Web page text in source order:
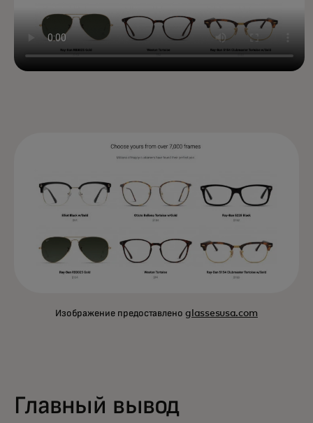
Изображение предоставленоglassesusa.com
Главный вывод